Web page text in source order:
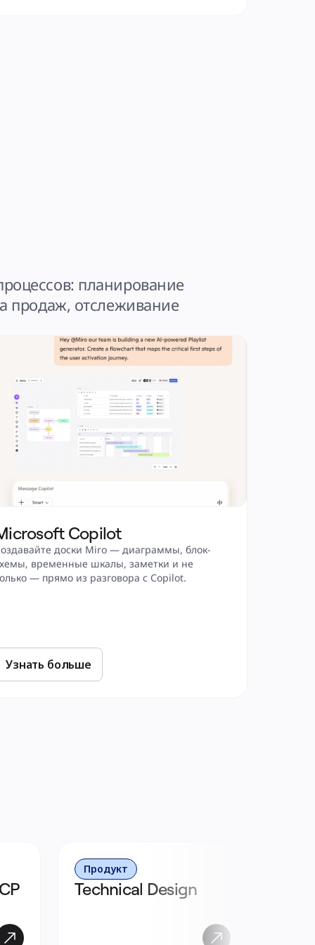
планирование
продаж, отслеживание
Copilot
доски Miro — диаграммы, блок-
временные шкалы, заметки и не
— прямо из разговора с Copilot.
Узнать больше
Продукт
Technical Design